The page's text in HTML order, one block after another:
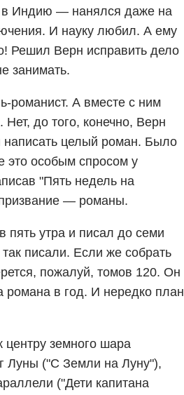
в Индию — нанялся даже на
И науку любил. А ему
Решил Верн исправить дело
занимать.
романист. А вместе с ним
до того, конечно, Верн
написать целый роман. Было
это особым спросом у
"Пять недель на
— романы.
пять утра и писал до семи
писали. Если же собрать
пожалуй, томов 120. Он
романа в год. И нередко план
земного шара
Луны ("С Земли на Луну"),
("Дети капитана